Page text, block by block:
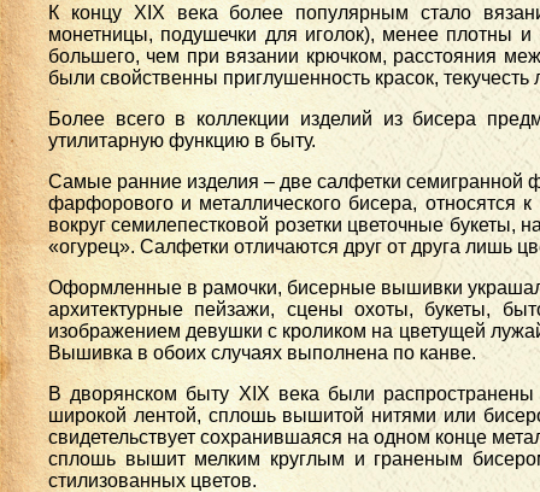
К концу XIX века более популярным стало
монетницы, подушечки для иголок), менее плотны
большего, чем при вязании крючком, расстояния
были свойственны приглушенность красок,
Более всего в коллекции изделий из бисера
утилитарную функцию в быту.
Самые ранние изделия – две салфетки семигранной
фарфорового и металлического бисера, относятся
вокруг семилепестковой розетки цветочные
«огурец». Салфетки отличаются друг от друга лишь
Оформленные в рамочки, бисерные вышивки
архитектурные пейзажи, сцены охоты, букеты,
изображением девушки с кроликом на цветущей
Вышивка в обоих случаях выполнена по канве.
В дворянском быту XIX века были
широкой лентой, сплошь вышитой нитями или
свидетельствует сохранившаяся на одном конце
сплошь вышит мелким круглым и граненым
стилизованных цветов.